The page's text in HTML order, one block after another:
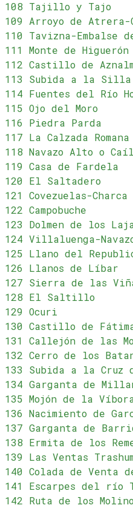
108 Tajillo y Tajo
109 Arroyo de Atrera-
110 Tavizna-Embalse
111 Monte de
112 Castillo de
113 Subida a la Silla
114 Fuentes del Río
115 Ojo del Moro
116 Piedra Parda
117 La Calzada Romana
118 Navazo Alto o
119 Casa de Fardela
120 El Saltadero
121 Covezuelas-Charca
122 Campobuche
123 Dolmen de los
124 Villaluenga-
125 Llano del
126 Llanos de Líbar
127 Sierra de las
128 El Saltillo
129 Ocuri
130 Castillo de
131 Callejón de las
132 Cerro de los
133 Subida a la Cruz
134 Garganta de
135 Mojón de la
136 Nacimiento de
137 Garganta de
138 Ermita de los
139 Las Ventas
140 Colada de Venta
141 Escarpes del río
142 Ruta de los